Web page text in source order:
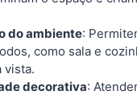
do ambiente:
como sala e
vista.
decorativa: